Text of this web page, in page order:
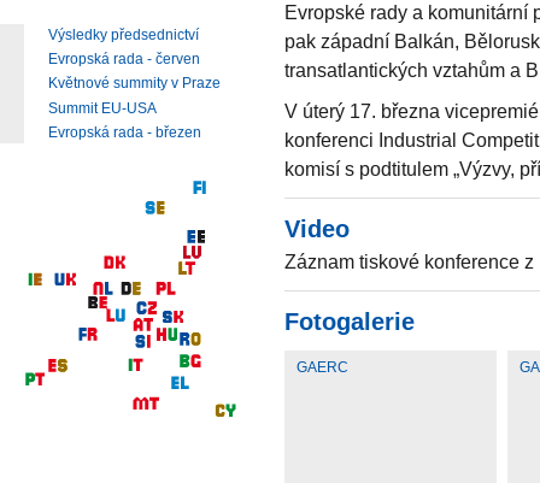
Evropské rady a komunitární
pak západní Balkán,
transatlantických vztahům a
V úterý 17. března
konferenci Industrial
komisí s podtitulem „Výzvy,
Video
Záznam tiskové konference
Fotogalerie
GAERC
Výsledky předsednictví
Evropská rada - červen
Květnové summity v Praze
Summit EU-USA
Evropská rada - březen